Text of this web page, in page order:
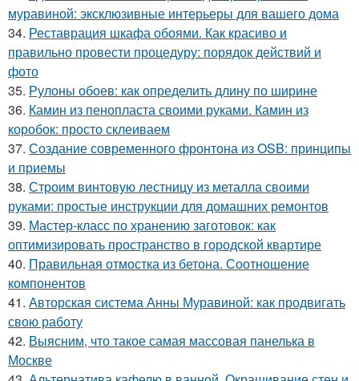
муравиной: эксклюзивные интерьеры для вашего дома
34. Реставрация шкафа обоями. Как красиво и
правильно провести процедуру: порядок действий и
фото
35. Рулоны обоев: как определить длину по ширине
36. Камин из пенопласта своими руками. Камин из
коробок: просто склеиваем
37. Создание современного фронтона из OSB: принципы
и приемы
38. Строим винтовую лестницу из металла своими
руками: простые инструкции для домашних ремонтов
39. Мастер-класс по хранению заготовок: как
оптимизировать пространство в городской квартире
40. Правильная отмостка из бетона. Соотношение
компонентов
41. Авторская система Анны Муравиной: как продвигать
свою работу
42. Выясним, что такое самая массовая панелька в
Москве